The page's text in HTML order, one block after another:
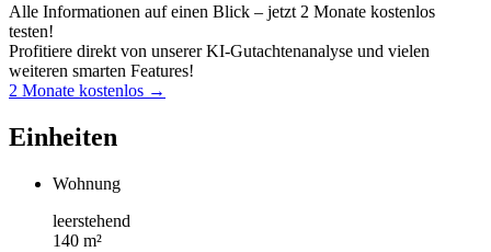
Alle Informationen auf einen Blick – jetzt 2 Monate kostenlos
testen!
Profitiere direkt von unserer KI-Gutachtenanalyse und vielen
weiteren smarten Features!
2 Monate kostenlos →
Einheiten
Wohnung
leerstehend
140 m²